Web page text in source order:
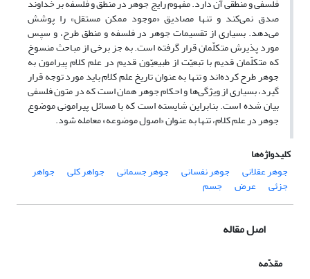
فلسفی و منطقی آن دارد. مفهوم رایج جوهر در منطق و فلسفه بر خداوند
صدق نمی‌کند و تنها مصادیق «موجود ممکن مستقل» را پوشش
می‌دهد. بسیاری از تقسیمات جوهر در فلسفه و منطق طرح، و سپس
مورد پذیرش متکلّمان قرار گرفته است. به جز برخی از مباحث منسوخ
که متکلّمان قدیم با تبعیّت از طبیعیّون قدیم در علم کلام پیرامون به
جوهر طرح کرده‌اند و تنها به عنوان تاریخ علم کلام باید مورد توجه قرار
گیرد، بسیاری از ویژگی‌ها و احکام جوهر همان است که در متون فلسفی
بیان شده است. بنابراین شایسته است که با مسائل پیرامونی موضوع
جوهر در علم کلام، تنها به عنوان «اصول موضوعه» معامله شود.
کلیدواژه‌ها
جوهر عقلانی
جوهر نفسانی جوهر جسمانی جواهر کلی جواهر
جزئی عرض جسم
اصل مقاله
مقدّمه